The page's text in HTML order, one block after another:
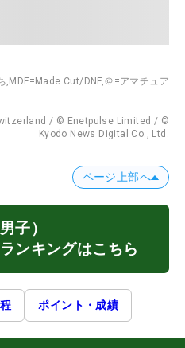
, MDF=Made Cut/DNF,＠=アマチュア
/ © Enetpulse Limited / ©
Kyodo News Digital Co., Ltd.
ページ上部へ
子）
ンキングはこちら
ポイント・成績